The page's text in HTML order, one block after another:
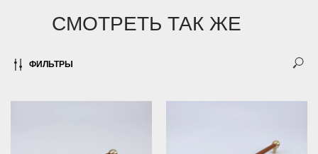
СМОТРЕТЬ ТАК ЖЕ
ФИЛЬТРЫ